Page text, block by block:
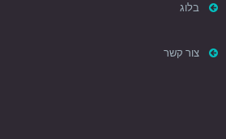
בלוג
צור קשר